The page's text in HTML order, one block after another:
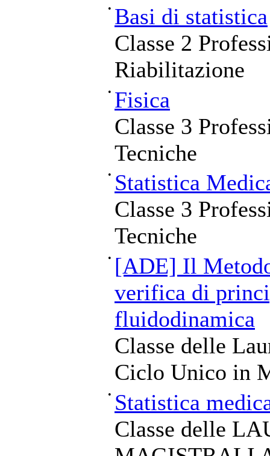
• Basi di statistica
Classe 2
Riabilitazione
• Fisica
Classe 3
Tecniche
• Statistica
Classe 3
Tecniche
• [ADE] Il
verifica di
fluidodinamica
Classe delle
Ciclo Unico in
• Statistica
Classe delle